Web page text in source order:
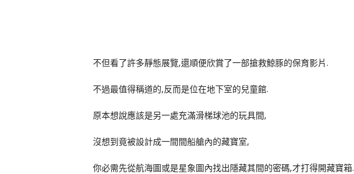
不但看了許多靜態展覽,還順便欣賞了一部搶救鯨豚的保育影片.
不過最值得稱道的,反而是位在地下室的兒童館.
原本想說應該是另一處充滿滑梯球池的玩具間,
沒想到竟被設計成一間間船艙內的藏寶室,
你必需先從航海圖或是星象圖內找出隱藏其間的密碼,才打得開藏寶箱.